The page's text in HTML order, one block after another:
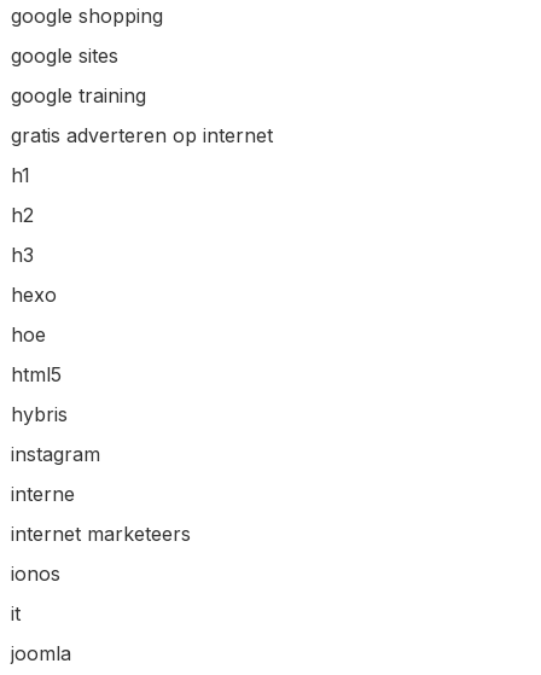
google shopping
google sites
google training
gratis adverteren op internet
h1
h2
h3
hexo
hoe
html5
hybris
instagram
interne
internet marketeers
ionos
it
joomla